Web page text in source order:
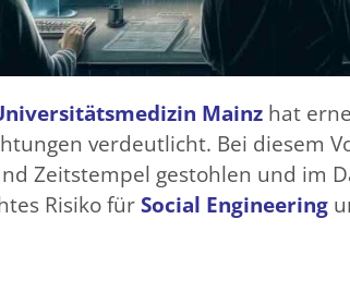
Mainz hat
verdeutlicht. Bei diesem
Zeitstempel gestohlen und im
Risiko fürSocial Engineering